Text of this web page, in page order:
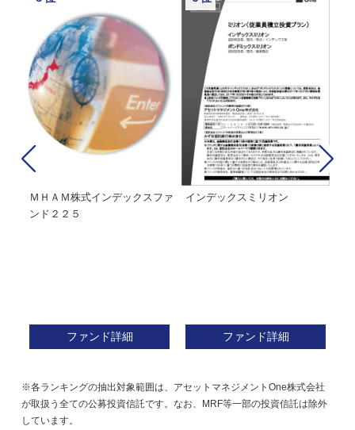
ＭＨＡＭ株式インデックスファ
ンド２２５
ファンド詳細
インデックスミリオン
ファンド詳細
※各ランキングの抽出対象範囲は、アセットマネジメントOne株式会社
が取扱う全ての公募投資信託です。なお、MRF等一部の投資信託は除外
しています。